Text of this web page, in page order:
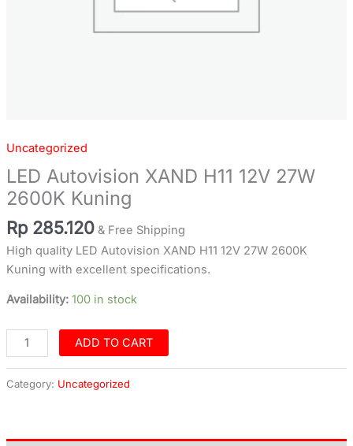
Uncategorized
LED Autovision XAND H11 12V 27W
2600K Kuning
Rp 285.120 & Free Shipping
High quality LED Autovision XAND H11 12V 27W 2600K
Kuning with excellent specifications.
Availability: 100 in stock
ADD TO CART
Category: Uncategorized